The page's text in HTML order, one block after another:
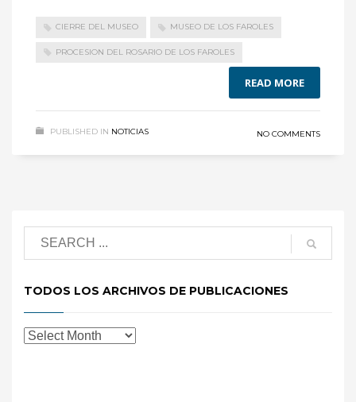
CIERRE DEL MUSEO MUSEO DE LOS FAROLES
PROCESION DEL ROSARIO DE LOS FAROLES
READ MORE
PUBLISHED IN NOTICIAS NO COMMENTS
TODOS LOS ARCHIVOS DE PUBLICACIONES